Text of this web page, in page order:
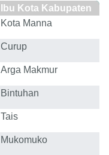
Ibu Kota Kabupaten
Kota Manna
Curup
Arga Makmur
Bintuhan
Tais
Mukomuko